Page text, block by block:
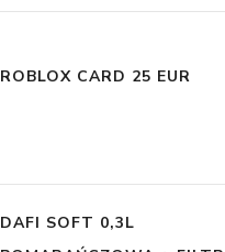
ROBLOX CARD 25 EUR
DAFI SOFT 0,3L